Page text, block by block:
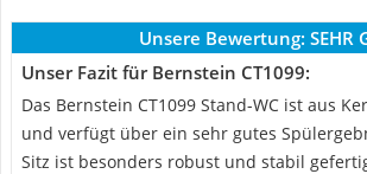
Unsere Bewertung: SEHR
Unser Fazit für Bernstein CT1099:
Das Bernstein CT1099 Stand-WC ist aus
und verfügt über ein sehr gutes
Sitz ist besonders robust und stabil